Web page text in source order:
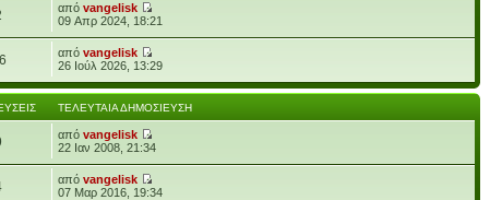
απόvangelisk
09 Απρ 2024, 18:21
απόvangelisk
26 Ιούλ 2026, 13:29
ΤΕΛΕΥΤΑΊΑ ΔΗΜΟΣΊΕΥΣΗ
απόvangelisk
22 Ιαν 2008, 21:34
απόvangelisk
07 Μαρ 2016, 19:34